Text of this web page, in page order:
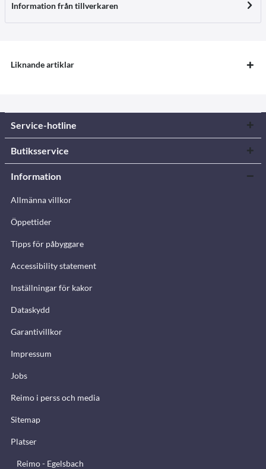
Information från tillverkaren
Liknande artiklar
Service-hotline
Butiksservice
Information
Allmänna villkor
Öppettider
Tipps för påbyggare
Accessibility statement
Inställningar för kakor
Dataskydd
Garantivillkor
Impressum
Jobs
Reimo i perss och media
Sitemap
Platser
Reimo - Egelsbach